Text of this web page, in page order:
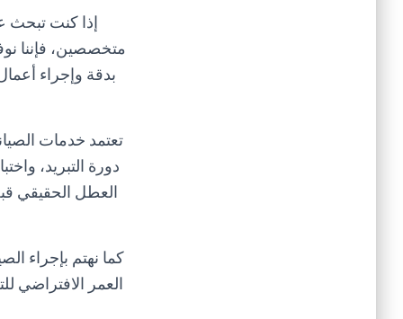
إذا كنت
متخصصين، فإننا
بدقة وإجراء
تعتمد خدمات
دورة التبريد،
العطل الحقيقي
كما نهتم بإجراء
العمر الافتراضي